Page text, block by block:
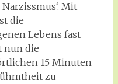
Mit
die
Lebens fast
nun die
15 Minuten
zu